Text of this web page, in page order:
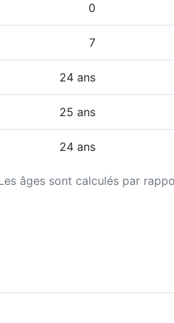
âges sont calculés par
0
7
24 ans
25 ans
24 ans